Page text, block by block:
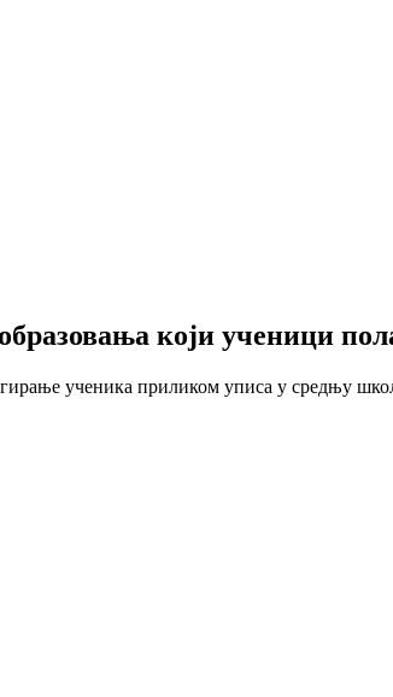
који ученици
ученика приликом уписа у средњу